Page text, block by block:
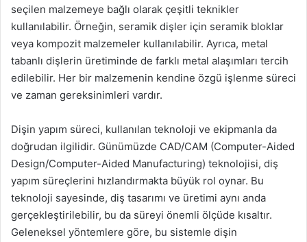
seçilen malzemeye bağlı olarak çeşitli teknikler
kullanılabilir. Örneğin, seramik dişler için seramik bloklar
veya kompozit malzemeler kullanılabilir. Ayrıca, metal
tabanlı dişlerin üretiminde de farklı metal alaşımları tercih
edilebilir. Her bir malzemenin kendine özgü işlenme süreci
ve zaman gereksinimleri vardır.
Dişin yapım süreci, kullanılan teknoloji ve ekipmanla da
doğrudan ilgilidir. Günümüzde CAD/CAM (Computer-Aided
Design/Computer-Aided Manufacturing) teknolojisi, diş
yapım süreçlerini hızlandırmakta büyük rol oynar. Bu
teknoloji sayesinde, diş tasarımı ve üretimi aynı anda
gerçekleştirilebilir, bu da süreyi önemli ölçüde kısaltır.
Geleneksel yöntemlere göre, bu sistemle dişin